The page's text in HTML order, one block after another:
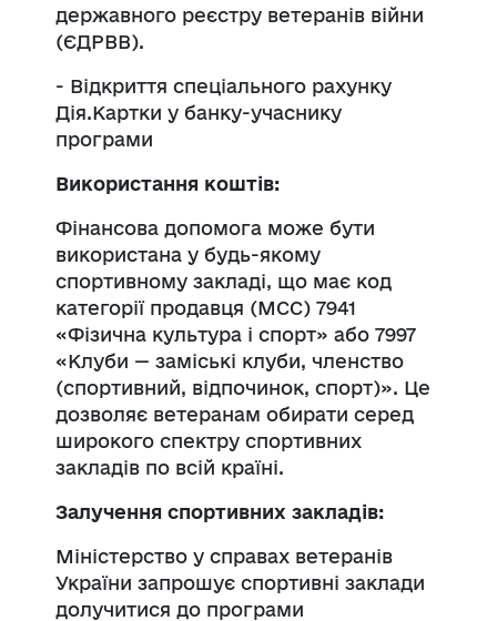
державного реєстру ветеранів війни
(ЄДРВВ).
- Відкриття спеціального рахунку
Дія.Картки у банку-учаснику
програми
Використання коштів:
Фінансова допомога може бути
використана у будь-якому
спортивному закладі, що має код
категорії продавця (МСС) 7941
«Фізична культура і спорт» або 7997
«Клуби — заміські клуби, членство
(спортивний, відпочинок, спорт)». Це
дозволяє ветеранам обирати серед
широкого спектру спортивних
закладів по всій країні.
Залучення спортивних закладів:
Міністерство у справах ветеранів
України запрошує спортивні заклади
долучитися до програми